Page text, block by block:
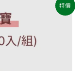
特價